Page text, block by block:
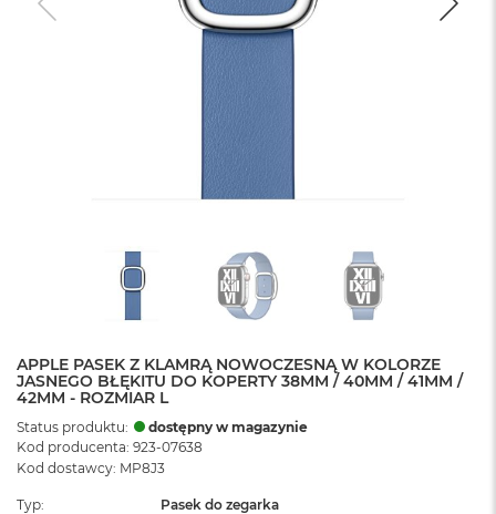
APPLE PASEK Z KLAMRĄ NOWOCZESNĄ W KOLORZE
JASNEGO BŁĘKITU DO KOPERTY 38MM / 40MM / 41MM /
42MM - ROZMIAR L
Status produktu:
dostępny w magazynie
Kod producenta: 923-07638
Kod dostawcy: MP8J3
Typ
Pasek do zegarka